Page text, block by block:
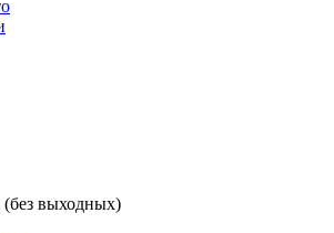
(без выходных)